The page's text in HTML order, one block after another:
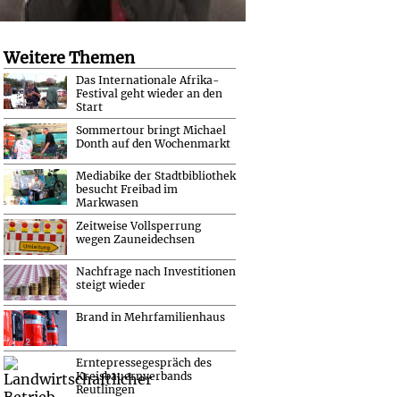
Weitere Themen
Das Internationale Afrika-
Festival geht wieder an den
Start
Sommertour bringt Michael
Donth auf den Wochenmarkt
Mediabike der Stadtbibliothek
besucht Freibad im
Markwasen
Zeitweise Vollsperrung
wegen Zauneidechsen
Nachfrage nach Investitionen
steigt wieder
Brand in Mehrfamilienhaus
Erntepressegespräch des
Kreisbauernverbands
Reutlingen